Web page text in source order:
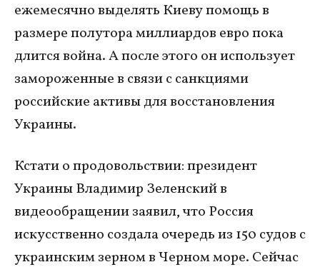
ежемесячно выделять Киеву помощь в
размере полутора миллиардов евро пока
длится война. А после этого он использует
замороженные в связи с санкциями
российские активы для восстановления
Украины.
Кстати о продовольствии: президент
Украины Владимир Зеленский в
видеообращении заявил, что Россия
искусственно создала очередь из 150 судов с
украинским зерном в Черном море. Сейчас